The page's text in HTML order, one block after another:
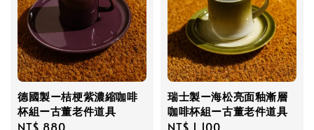
德國製ー桔梗紫濃縮咖啡
杯組ー古董老件道具
Regular
NT$ 880
瑞士製ー海松亮面釉漸層
咖啡杯組ー古董老件道具
Regular
NT$ 1,100